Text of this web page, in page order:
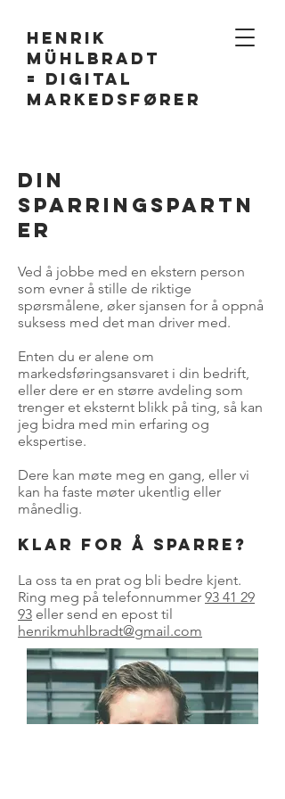
Henrik
Mühlbradt
= Digital
Markedsfører
Din
sparringspartn
er
Ved å jobbe med en ekstern person
som evner å stille de riktige
spørsmålene, øker sjansen for å oppnå
suksess med det man driver med.
Enten du er alene om
markedsføringsansvaret i din bedrift,
eller dere er en større avdeling som
trenger et eksternt blikk på ting, så kan
jeg bidra med min erfaring og
ekspertise.
Dere kan møte meg en gang, eller vi
kan ha faste møter ukentlig eller
månedlig.
Klar for å sparre?
La oss ta en prat og bli bedre kjent.
Ring meg på telefonnummer 93 41 29
93 eller send en epost til
henrikmuhlbradt@gmail.com